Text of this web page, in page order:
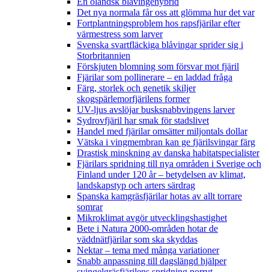
Det nya normala får oss att glömma hur det var
Fortplantningsproblem hos rapsfjärilar efter
värmestress som larver
Svenska svartfläckiga blåvingar sprider sig i
Storbritannien
Förskjuten blomning som försvar mot fjäril
Fjärilar som pollinerare – en laddad fråga
Färg, storlek och genetik skiljer
skogspärlemorfjärilens former
UV-ljus avslöjar busksnabbvingens larver
Sydrovfjäril har smak för stadslivet
Handel med fjärilar omsätter miljontals dollar
Vätska i vingmembran kan ge fjärilsvingar färg
Drastisk minskning av danska habitatspecialister
Fjärilars spridning till nya områden i Sverige och
Finland under 120 år– betydelsen av klimat,
landskapstyp och arters särdrag
Spanska kamgräsfjärilar hotas av allt torrare
somrar
Mikroklimat avgör utvecklingshastighet
Bete i Natura 2000-områden hotar de
väddnätfjärilar som ska skyddas
Nektar – tema med många variationer
Snabb anpassning till dagslängd hjälper